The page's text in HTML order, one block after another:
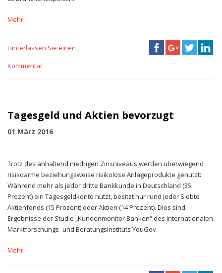
Mehr…
Hinterlassen Sie einen
Kommentar
Tagesgeld und Aktien bevorzugt
01 März 2016
Trotz des anhaltend niedrigen Zinsniveaus werden überwiegend
risikoarme beziehungsweise risikolose Anlageprodukte genutzt:
Während mehr als jeder dritte Bankkunde in Deutschland (35
Prozent) ein Tagesgeldkonto nutzt, besitzt nur rund jeder Siebte
Aktienfonds (15 Prozent) oder Aktien (14 Prozent). Dies sind
Ergebnisse der Studie „Kundenmonitor Banken“ des internationalen
Marktforschungs- und Beratungsinstituts YouGov.
Mehr…